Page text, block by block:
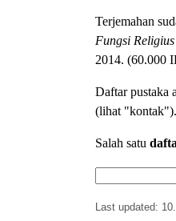
Terjemahan
Fungsi
2014. (60.000
Daftar pustaka
(lihat "kontak").
Salah satu
Last updated: